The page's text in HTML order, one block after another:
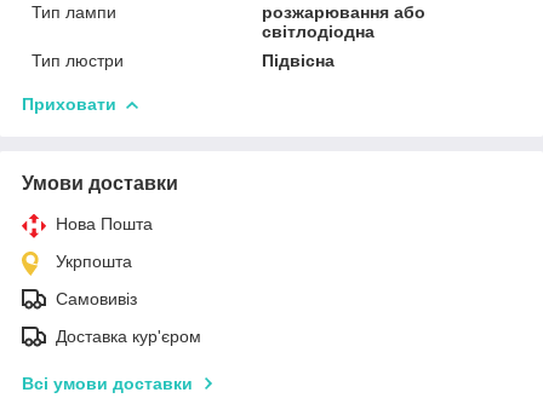
Тип лампи
розжарювання або
світлодіодна
Тип люстри
Підвісна
Приховати
Умови доставки
Нова Пошта
Укрпошта
Самовивіз
Доставка кур'єром
Всі умови доставки